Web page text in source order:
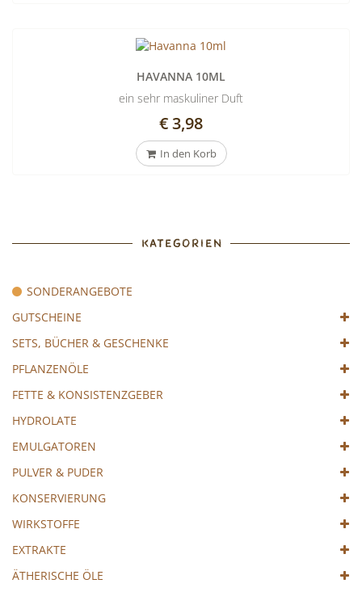
HAVANNA 10ML
ein sehr maskuliner Duft
€ 3,98
In den Korb
KATEGORIEN
SONDERANGEBOTE
GUTSCHEINE
SETS, BÜCHER & GESCHENKE
PFLANZENÖLE
FETTE & KONSISTENZGEBER
HYDROLATE
EMULGATOREN
PULVER & PUDER
KONSERVIERUNG
WIRKSTOFFE
EXTRAKTE
ÄTHERISCHE ÖLE